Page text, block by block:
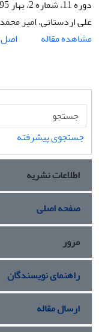
دوره 11، شماره 2، بهار 1395، صفحه
علی اردستانی، امیر
مشاهده مقاله
اصل
جستجوی پیشرفته
اطلاعات نشریه
صفحه اصلی
مرور
راهنمای نویسندگان
ارسال مقاله